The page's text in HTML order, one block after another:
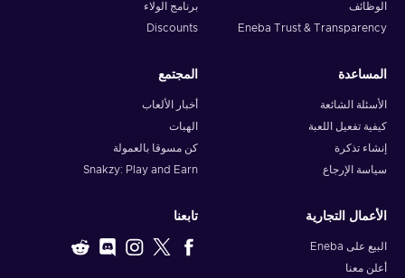
الوظائف
Eneba Trust & Transparency
برنامج الولاء
Discounts
المساعدة
الأسئلة الشائعة
كيفية تفعيل اللعبة
إنشاء تذكرة
سياسة الإرجاع
المجتمع
أخبار الألعاب
الهبات
كن مسوقا بالعمولة
Snakzy: Play and Earn
الأعمال التجارية
البيع على Eneba
أعلن معنا
تابعنا